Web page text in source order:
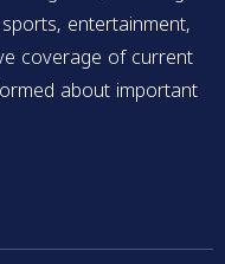
entertainment,
coverage of current
about important